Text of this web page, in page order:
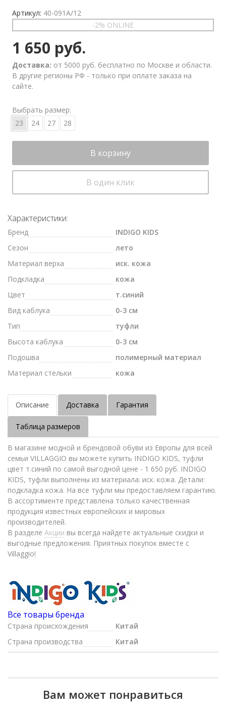
Артикул: 40-091A/12
-2% ONLINE
1 650 руб.
Доставка: от 5000 руб. бесплатно по Москве и области.
В другие регионы РФ - только при оплате заказа на
сайте.
Выбрать размер:
23
24 27 28
В корзину
В один клик
Характеристики:
Бренд
INDIGO KIDS
Сезон
лето
Материал верха
иск. кожа
Подкладка
кожа
Цвет
т.синий
Вид каблука
0-3 см
Тип
туфли
Высота каблука
0-3 см
Подошва
полимерный материал
Материал стельки
кожа
Описание Доставка Гарантия
Таблица размеров
В магазине модной и брендовой обуви из Европы для всей
семьи VILLAGGIO вы можете купить INDIGO KIDS, туфли
цвет т.синий по самой выгодной цене - 1 650 руб. INDIGO
KIDS, туфли выполнены из материала: иск. кожа. Детали:
подкладка кожа. На все туфли мы предоставляем гарантию.
В ассортименте представлена только качественная
продукция известных европейских и мировых
производителей.
В разделе Акции вы всегда найдете актуальные скидки и
выгодные предложения. Приятных покупок вместе с
Villaggio!
Все товары бренда
Страна происхождения
Китай
Страна производства
Китай
Вам может понравиться